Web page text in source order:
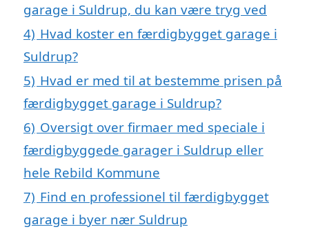
garage i Suldrup, du kan være tryg ved
4) Hvad koster en færdigbygget garage i
Suldrup?
5) Hvad er med til at bestemme prisen på
færdigbygget garage i Suldrup?
6) Oversigt over firmaer med speciale i
færdigbyggede garager i Suldrup eller
hele Rebild Kommune
7) Find en professionel til færdigbygget
garage i byer nær Suldrup